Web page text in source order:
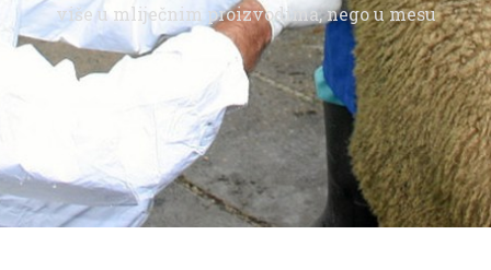
više u mliječnim proizvodima, nego u mesu